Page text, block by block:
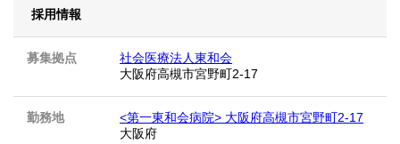
採用情報
募集拠点
社会医療法人東和会
大阪府高槻市宮野町2-17
勤務地
<第一東和会病院> 大阪府高槻市宮野町2-17
大阪府